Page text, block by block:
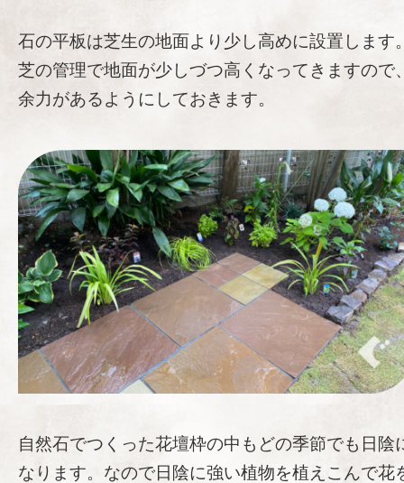
石の平板は芝生の地面より少し高めに設置します
芝の管理で地面が少しづつ高くなってきますので
余力があるようにしておきます。
自然石でつくった花壇枠の中もどの季節でも日陰
なります。なので日陰に強い植物を植えこんで花